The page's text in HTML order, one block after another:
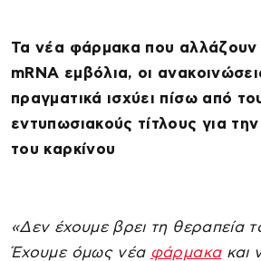
Τα νέα φάρμακα που αλλάζουν
mRNA εμβόλια, οι
πραγματικά ισχύει πίσω από
εντυπωσιακούς τίτλους για
του καρκίνου
«Δεν έχουμε βρει τη θεραπεία
Έχουμε όμως νέα φάρμακακαι